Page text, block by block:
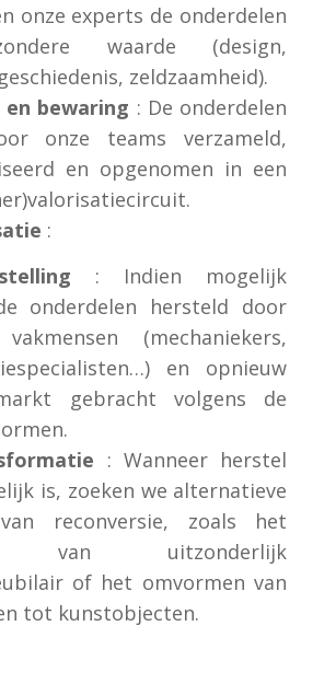
onze experts de onderdelen
waarde (design,
zeldzaamheid).
en bewaring : De onderdelen
onze teams verzameld,
en opgenomen in een
:
: Indien mogelijk
onderdelen hersteld door
(mechaniekers,
en opnieuw
gebracht volgens de
: Wanneer herstel
is, zoeken we alternatieve
reconversie, zoals het
van uitzonderlijk
of het omvormen van
tot kunstobjecten.